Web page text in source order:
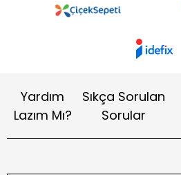
Yardım
Lazım Mı?
Sıkça Sorulan
Sorular